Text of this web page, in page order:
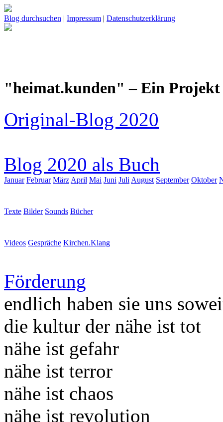
Blog durchsuchen | Impressum | Datenschutzerklärung
"heimat.kunden" – Ein
Original-Blog 2020
Blog 2020 als Buch
Januar Februar März April Mai Juni Juli August September Oktober
Texte Bilder Sounds Bücher
Videos Gespräche Kirchen.Klang
Förderung
endlich haben sie uns
die kultur der nähe ist tot
nähe ist gefahr
nähe ist terror
nähe ist chaos
nähe ist revolution